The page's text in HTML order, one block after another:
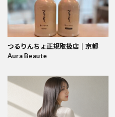
つるりんちょ正規取扱店｜京都
Aura Beaute